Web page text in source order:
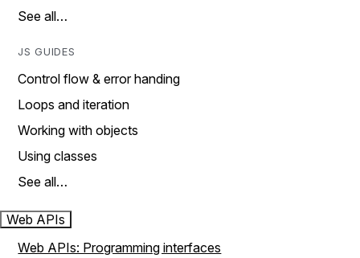
See all…
JS GUIDES
Control flow & error handing
Loops and iteration
Working with objects
Using classes
See all…
Web APIs
Web APIs: Programming interfaces